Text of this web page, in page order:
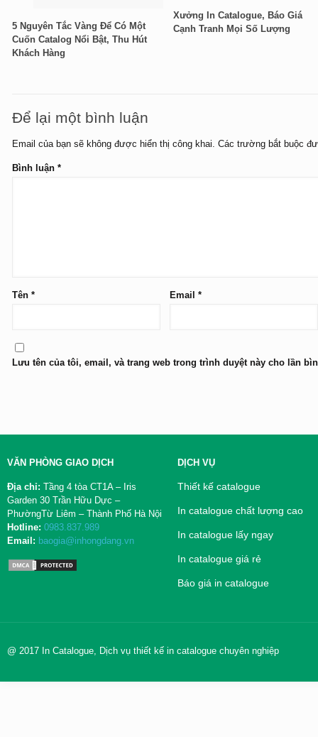
5 Nguyên Tắc Vàng Để Có Một
Cuốn Catalog Nổi Bật, Thu Hút
Khách Hàng
Xưởng In Catalogue, Báo Giá
Cạnh Tranh Mọi Số Lượng
Để lại một bình luận
Email của bạn sẽ không được hiển thị công khai. Các trường bắt buộc
Bình luận *
Tên * Email *
Lưu tên của tôi, email, và trang web trong trình duyệt này cho lần
VĂN PHÒNG GIAO DỊCH
Địa chỉ: Tầng 4 tòa CT1A – Iris
Garden 30 Trần Hữu Dực –
PhườngTừ Liêm – Thành Phố Hà Nội
Hotline: 0983.837.989
Email: baogia@inhongdang.vn
DỊCH VỤ
Thiết kế catalogue
In catalogue chất lượng cao
In catalogue lấy ngay
In catalogue giá rẻ
Báo giá in catalogue
@ 2017 In Catalogue, Dịch vụ thiết kế in catalogue chuyên nghiệp